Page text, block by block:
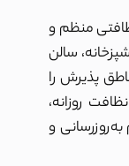
منظم و
سالن
پذیرش را
روزانه،
و